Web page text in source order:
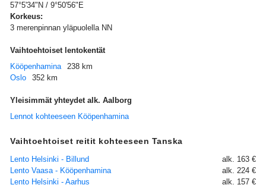
57°5'34"N / 9°50'56"E
Korkeus:
3 merenpinnan yläpuolella NN
Vaihtoehtoiset lentokentät
Kööpenhamina
238 km
Oslo
352 km
Yleisimmät yhteydet alk. Aalborg
Lennot kohteeseen Kööpenhamina
Vaihtoehtoiset reitit kohteeseen Tanska
Lento Helsinki - Billund
alk. 163 €
Lento Vaasa - Kööpenhamina
alk. 224 €
Lento Helsinki - Aarhus
alk. 157 €